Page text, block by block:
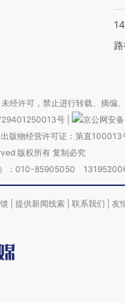
许可，禁止进行转载、摘编
号
京公网安
出版物经营许可证：第直100013
版权所有 复制必究
）：010-85905050
提供新闻线索 联系我们 友